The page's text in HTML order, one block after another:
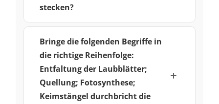
stecken?
Bringe die folgenden Begriffe in
die richtige Reihenfolge:
Entfaltung der Laubblätter;
Quellung; Fotosynthese;
Keimstängel durchbricht die